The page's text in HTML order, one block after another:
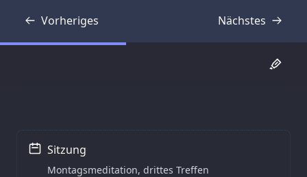
Vorheriges
Transkript Nächstes
Transkript
Sitzung
Montagsmeditation, drittes Treffen